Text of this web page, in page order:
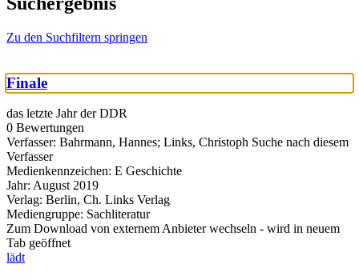
Zu den Suchfiltern springen
Finale
das letzte Jahr der DDR
0 Bewertungen
Verfasser: Bahrmann, Hannes; Links, Christoph Suche nach diesem
Verfasser
Medienkennzeichen: E Geschichte
Jahr: August 2019
Verlag: Berlin, Ch. Links Verlag
Mediengruppe: Sachliteratur
Zum Download von externem Anbieter wechseln - wird in neuem
Tab geöffnet
lädt